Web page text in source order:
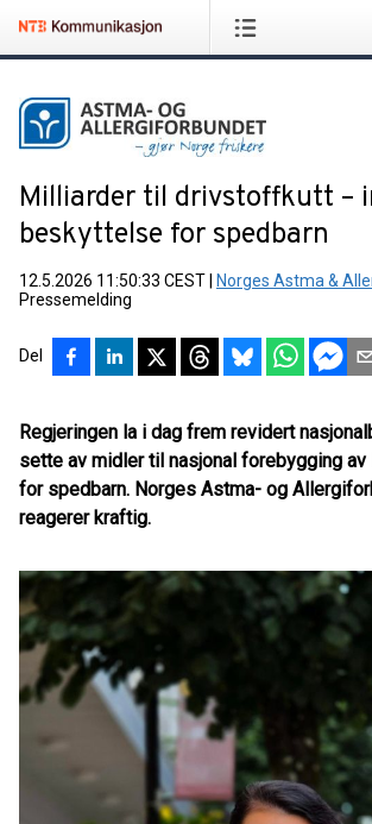
Milliarder til drivstoffkutt –
beskyttelse for spedbarn
12.5.2026 11:50:33 CEST Norges Astma &
Pressemelding
Del
Regjeringen la i dag frem revidert
sette av midler til nasjonal forebygging av
for spedbarn. Norges Astma- og
reagerer kraftig.